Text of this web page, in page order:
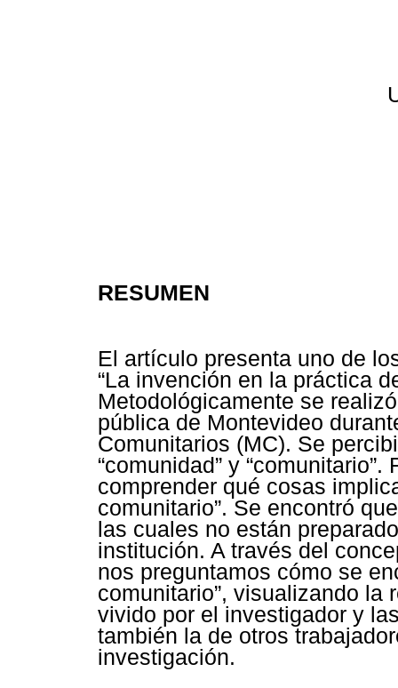
RESUMEN
El artículo presenta uno de
“La invención en la práctica
Metodológicamente se
pública de Montevideo
Comunitarios (MC). Se
“comunidad” y
comprender qué cosas
comunitario”. Se encontró
las cuales no están
institución. A través del
nos preguntamos cómo se
comunitario”, visualizando la
vivido por el investigador y
también la de otros
investigación.